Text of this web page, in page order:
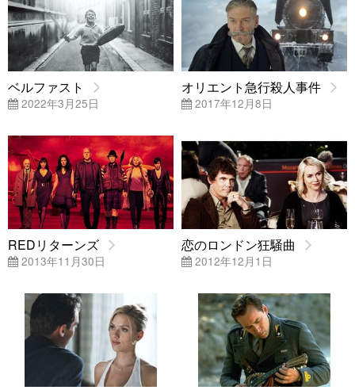
ベルファスト
2022年3月25日
オリエント急行殺人事件
2017年12月8日
REDリターンズ
2013年11月30日
恋のロンドン狂騒曲
2012年12月1日